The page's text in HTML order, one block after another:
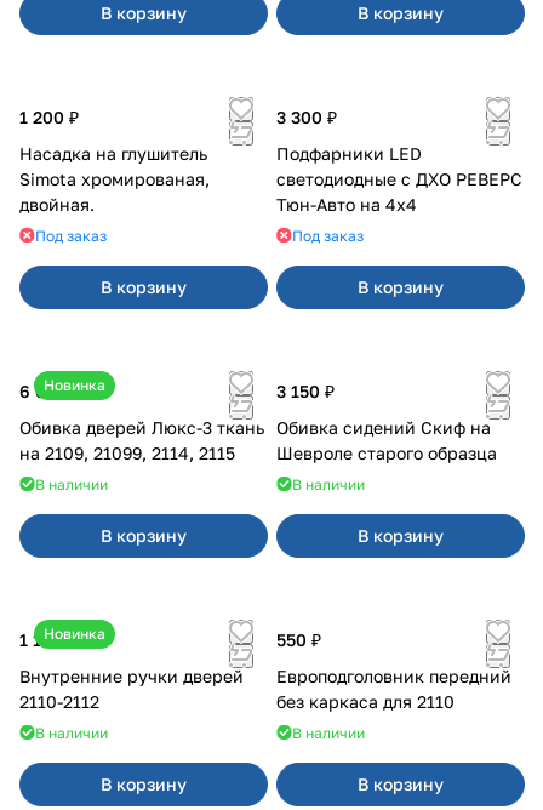
В корзину В корзину
1 200 ₽
Насадка на глушитель
Simota хромированая,
двойная.
Под заказ
В корзину
3 300 ₽
Подфарники LED
светодиодные с ДХО РЕВЕРС
Тюн-Авто на 4x4
Под заказ
В корзину
Новинка
6 000 ₽
Обивка дверей Люкс-3 ткань
на 2109, 21099, 2114, 2115
В наличии
В корзину
3 150 ₽
Обивка сидений Скиф на
Шевроле старого образца
В наличии
В корзину
Новинка
1 170 ₽
Внутренние ручки дверей
2110-2112
В наличии
В корзину
550 ₽
Европодголовник передний
без каркаса для 2110
В наличии
В корзину